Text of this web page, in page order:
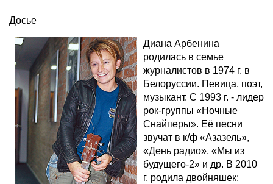
Досье
Диана Арбенина
родилась в семье
журналистов в 1974 г. в
Белоруссии. Певица, поэт,
музыкант. С 1993 г. - лидер
рок-группы «Ночные
Снайперы». Её песни
звучат в к/ф «Азазель»,
«День радио», «Мы из
будущего-2» и др. В 2010
г. родила двойняшек: